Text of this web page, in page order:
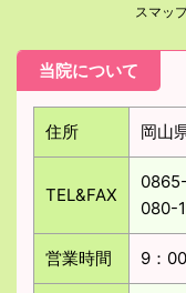
スマッ
当院について
住所 岡山
TEL&FAX
080-
営業時間 9：